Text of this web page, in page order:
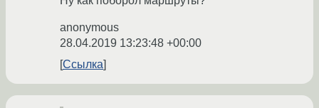
anonymous
28.04.2019 13:23:48 +00:00
Ссылка